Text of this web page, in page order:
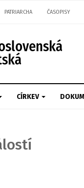
PATRIARCHA ČASOPISY
CÍRKEV